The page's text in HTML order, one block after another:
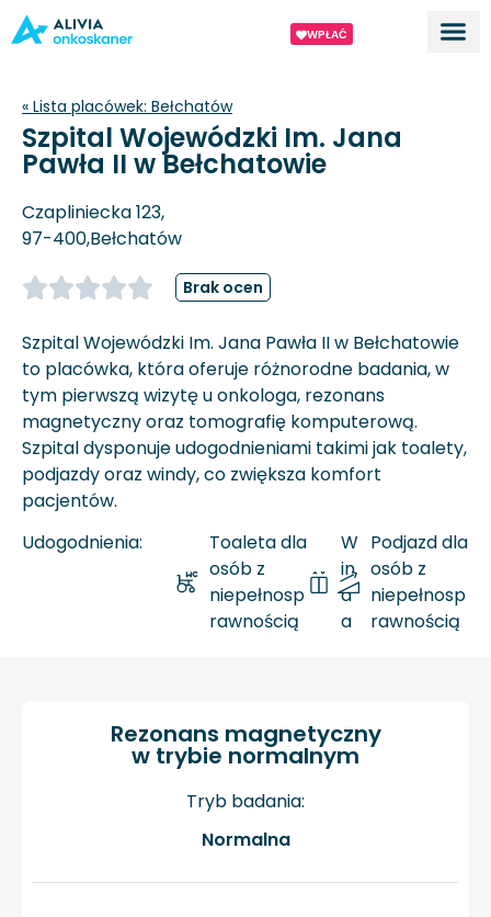
WPŁAĆ
« Lista placówek: Bełchatów
Szpital Wojewódzki Im. Jana
Pawła II w Bełchatowie
Czapliniecka 123,
97-400,Bełchatów
Brak ocen
Szpital Wojewódzki Im. Jana Pawła II w Bełchatowie
to placówka, która oferuje różnorodne badania, w
tym pierwszą wizytę u onkologa, rezonans
magnetyczny oraz tomografię komputerową.
Szpital dysponuje udogodnieniami takimi jak toalety,
podjazdy oraz windy, co zwiększa komfort
pacjentów.
Udogodnienia:
Toaleta dla
osób z
niepełnosp
rawnością
W
in
d
a
Podjazd dla
osób z
niepełnosp
rawnością
Rezonans magnetyczny
w trybie normalnym
Tryb badania:
Normalna